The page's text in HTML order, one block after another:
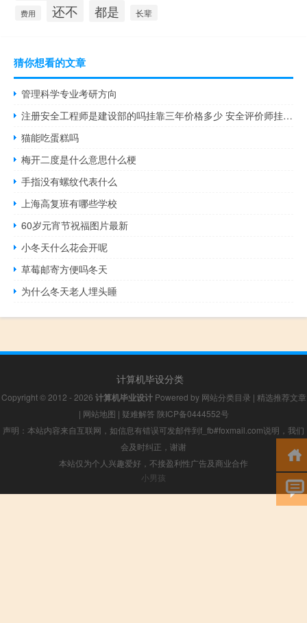
费用 还不 都是 长辈
猜你想看的文章
管理科学专业考研方向
注册安全工程师是建设部的吗挂靠三年价格多少 安全评价师挂靠价格
猫能吃蛋糕吗
梅开二度是什么意思什么梗
手指没有螺纹代表什么
上海高复班有哪些学校
60岁元宵节祝福图片最新
小冬天什么花会开呢
草莓邮寄方便吗冬天
为什么冬天老人埋头睡
计算机毕设分类
Copyright © 2012 - 2026 计算机毕业设计Powered by 网站分类目录 | 精选推荐文章
| 网站地图 | 疑难解答 陕ICP备0444552号
声明：本站内容来自互联网，如信息有错误可发邮件到f_fb#foxmail.com说明，我们
会及时纠正，谢谢
本站仅为个人兴趣爱好，不接盈利性广告及商业合作
小男孩